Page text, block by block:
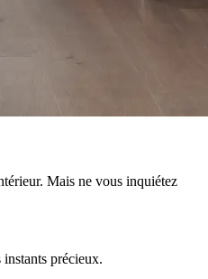
Mais ne vous inquiétez
précieux.